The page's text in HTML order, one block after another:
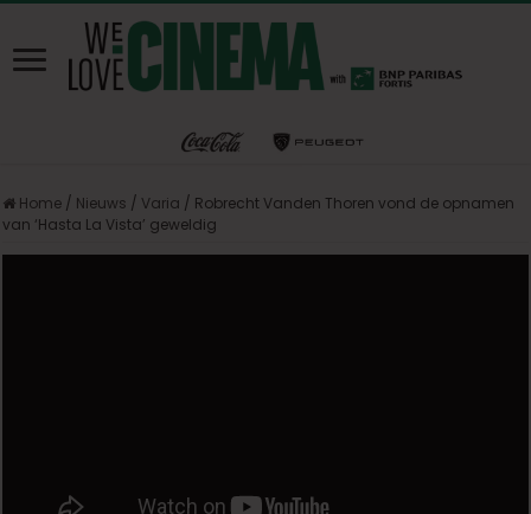
Home / Nieuws / Varia / Robrecht Vanden Thoren vond de opnamen
van ‘Hasta La Vista’ geweldig